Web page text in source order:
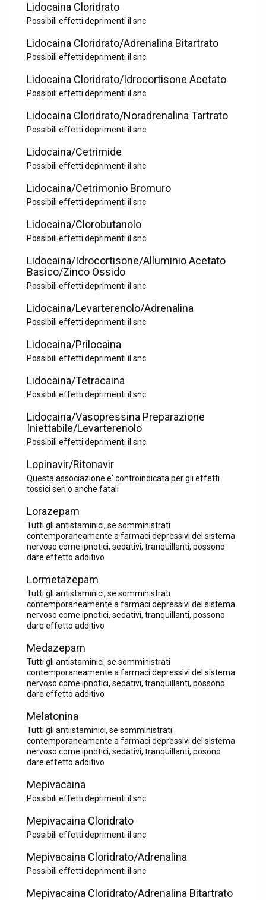
Lidocaina Cloridrato
Possibili effetti deprimenti il snc
Lidocaina Cloridrato/Adrenalina Bitartrato
Possibili effetti deprimenti il snc
Lidocaina Cloridrato/Idrocortisone Acetato
Possibili effetti deprimenti il snc
Lidocaina Cloridrato/Noradrenalina Tartrato
Possibili effetti deprimenti il snc
Lidocaina/Cetrimide
Possibili effetti deprimenti il snc
Lidocaina/Cetrimonio Bromuro
Possibili effetti deprimenti il snc
Lidocaina/Clorobutanolo
Possibili effetti deprimenti il snc
Lidocaina/Idrocortisone/Alluminio Acetato
Basico/Zinco Ossido
Possibili effetti deprimenti il snc
Lidocaina/Levarterenolo/Adrenalina
Possibili effetti deprimenti il snc
Lidocaina/Prilocaina
Possibili effetti deprimenti il snc
Lidocaina/Tetracaina
Possibili effetti deprimenti il snc
Lidocaina/Vasopressina Preparazione
Iniettabile/Levarterenolo
Possibili effetti deprimenti il snc
Lopinavir/Ritonavir
Questa associazione e' controindicata per gli effetti
tossici seri o anche fatali
Lorazepam
Tutti gli antistaminici, se somministrati
contemporaneamente a farmaci depressivi del sistema
nervoso come ipnotici, sedativi, tranquillanti, possono
dare effetto additivo
Lormetazepam
Tutti gli antistaminici, se somministrati
contemporaneamente a farmaci depressivi del sistema
nervoso come ipnotici, sedativi, tranquillanti, possono
dare effetto additivo
Medazepam
Tutti gli antistaminici, se somministrati
contemporaneamente a farmaci depressivi del sistema
nervoso come ipnotici, sedativi, tranquillanti, possono
dare effetto additivo
Melatonina
Tutti gli antiistaminici, se somministrati
contemporaneamente a farmaci depressivi del sistema
nervoso come ipnotici, sedativi, tranquillanti, posono
dare effetto additivo
Mepivacaina
Possibili effetti deprimenti il snc
Mepivacaina Cloridrato
Possibili effetti deprimenti il snc
Mepivacaina Cloridrato/Adrenalina
Possibili effetti deprimenti il snc
Mepivacaina Cloridrato/Adrenalina Bitartrato